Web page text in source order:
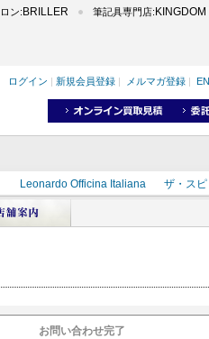
ン: BRILLER 筆記具専門店:
ログイン 新規会員登録 メルマガ登録
Leonardo Officina Italiana
ザ・ス
インD
ズ
カヴゼットインク スーベレーン
お問い合わせ完了